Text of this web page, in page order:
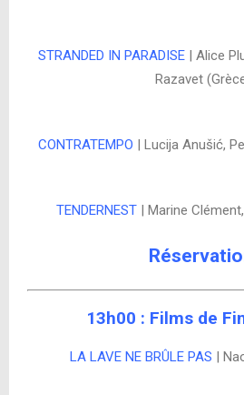
STRANDED IN PARADISE | Alice
Razavet
CONTRATEMPO | Lucija Anušić,
TENDERNEST | Marine
13h00 : Films de
LA LAVE NE BRÛLE PAS |